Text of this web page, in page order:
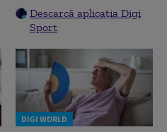
Descarcă aplicația Digi
Sport
DIGI WORLD